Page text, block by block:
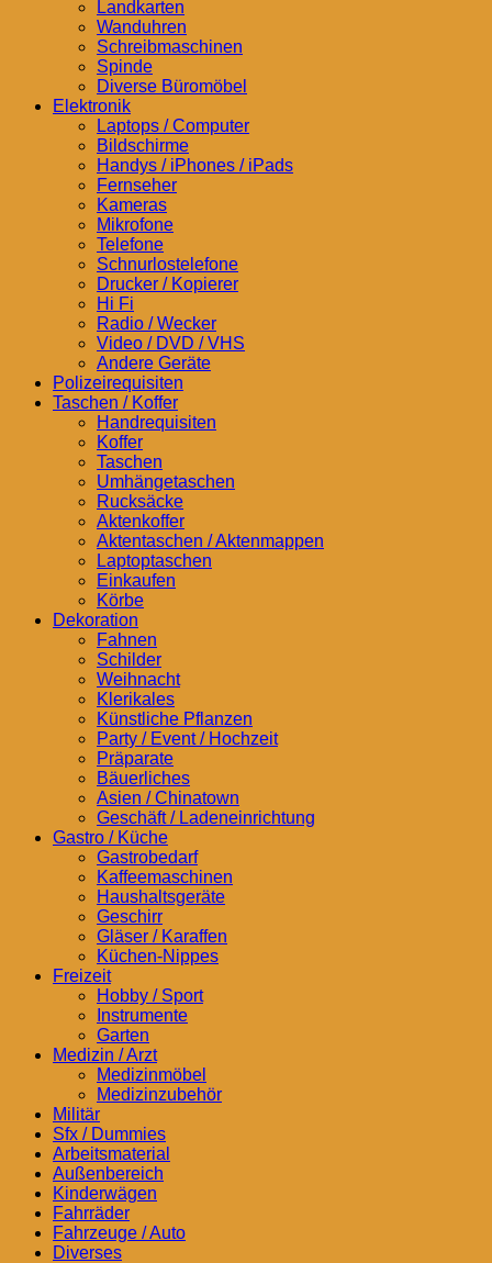
Landkarten
Wanduhren
Schreibmaschinen
Spinde
Diverse Büromöbel
Elektronik
Laptops / Computer
Bildschirme
Handys / iPhones / iPads
Fernseher
Kameras
Mikrofone
Telefone
Schnurlostelefone
Drucker / Kopierer
Hi Fi
Radio / Wecker
Video / DVD / VHS
Andere Geräte
Polizeirequisiten
Taschen / Koffer
Handrequisiten
Koffer
Taschen
Umhängetaschen
Rucksäcke
Aktenkoffer
Aktentaschen / Aktenmappen
Laptoptaschen
Einkaufen
Körbe
Dekoration
Fahnen
Schilder
Weihnacht
Klerikales
Künstliche Pflanzen
Party / Event / Hochzeit
Präparate
Bäuerliches
Asien / Chinatown
Geschäft / Ladeneinrichtung
Gastro / Küche
Gastrobedarf
Kaffeemaschinen
Haushaltsgeräte
Geschirr
Gläser / Karaffen
Küchen-Nippes
Freizeit
Hobby / Sport
Instrumente
Garten
Medizin / Arzt
Medizinmöbel
Medizinzubehör
Militär
Sfx / Dummies
Arbeitsmaterial
Außenbereich
Kinderwägen
Fahrräder
Fahrzeuge / Auto
Diverses